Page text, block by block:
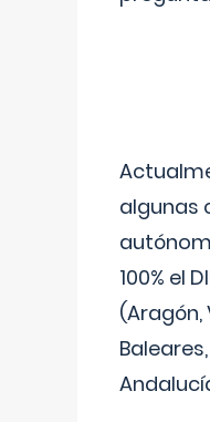
algunas
100% el
(Aragón,